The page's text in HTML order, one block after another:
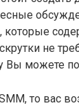
которые
не
можете
то вас